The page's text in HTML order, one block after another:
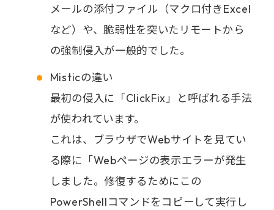
メールの添付ファイル（マクロ付きExcel
など）や、脆弱性を突いたリモートから
の強制侵入が一般的でした。
Misticの違い
最初の侵入に「ClickFix」と呼ばれる手法
が使われています。
これは、ブラウザでWebサイトを見てい
る際に「Webページの表示エラーが発生
しました。修復するためにこの
PowerShellコマンドをコピーして実行し